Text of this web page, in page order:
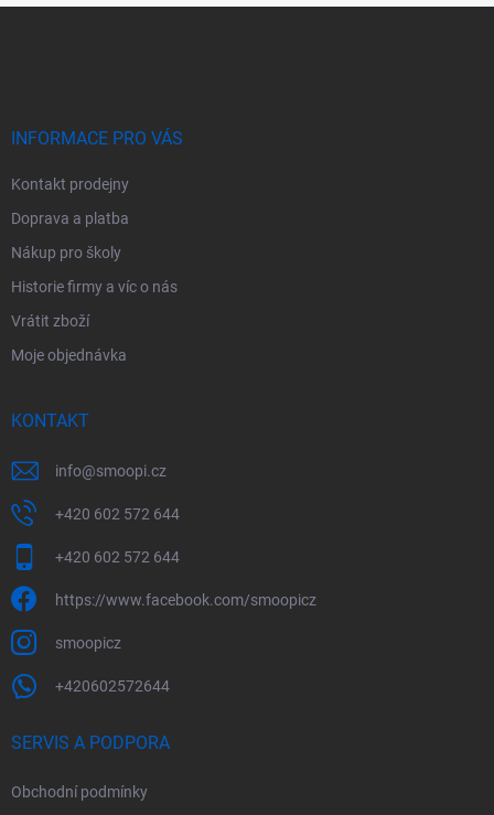
INFORMACE PRO VÁS
Kontakt prodejny
Doprava a platba
Nákup pro školy
Historie firmy a víc o nás
Vrátit zboží
Moje objednávka
KONTAKT
info@smoopi.cz
+420 602 572 644
+420 602 572 644
https://www.facebook.com/smoopicz
smoopicz
+420602572644
SERVIS A PODPORA
Obchodní podmínky